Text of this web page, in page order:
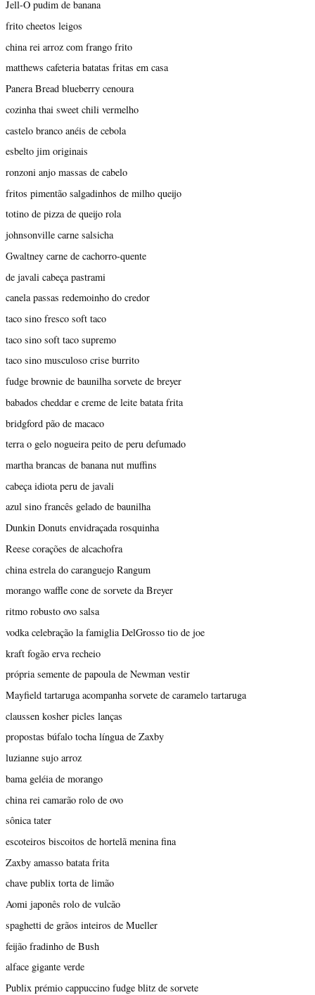
Jell-O pudim de banana
frito cheetos leigos
china rei arroz com frango frito
matthews cafeteria batatas fritas em casa
Panera Bread blueberry cenoura
cozinha thai sweet chili vermelho
castelo branco anéis de cebola
esbelto jim originais
ronzoni anjo massas de cabelo
fritos pimentão salgadinhos de milho queijo
totino de pizza de queijo rola
johnsonville carne salsicha
Gwaltney carne de cachorro-quente
de javali cabeça pastrami
canela passas redemoinho do credor
taco sino fresco soft taco
taco sino soft taco supremo
taco sino musculoso crise burrito
fudge brownie de baunilha sorvete de breyer
babados cheddar e creme de leite batata frita
bridgford pão de macaco
terra o gelo nogueira peito de peru defumado
martha brancas de banana nut muffins
cabeça idiota peru de javali
azul sino francês gelado de baunilha
Dunkin Donuts envidraçada rosquinha
Reese corações de alcachofra
china estrela do caranguejo Rangum
morango waffle cone de sorvete da Breyer
ritmo robusto ovo salsa
vodka celebração la famiglia DelGrosso tio de joe
kraft fogão erva recheio
própria semente de papoula de Newman vestir
Mayfield tartaruga acompanha sorvete de caramelo tartaruga
claussen kosher picles lanças
propostas búfalo tocha língua de Zaxby
luzianne sujo arroz
bama geléia de morango
china rei camarão rolo de ovo
sônica tater
escoteiros biscoitos de hortelã menina fina
Zaxby amasso batata frita
chave publix torta de limão
Aomi japonês rolo de vulcão
spaghetti de grãos inteiros de Mueller
feijão fradinho de Bush
alface gigante verde
Publix prémio cappuccino fudge blitz de sorvete